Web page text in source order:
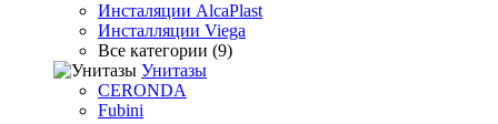
Инсталяции AlcaPlast
Инсталляции Viega
Все категории (9)
Унитазы
CERONDA
Fubini